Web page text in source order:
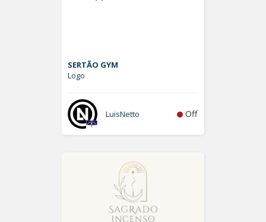
SERTÃO GYM
Logo
LuisNetto Off